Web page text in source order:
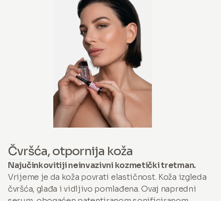
Čvršća, otpornija koža
Najučinkovitiji neinvazivni kozmetički tretman.
Vrijeme je da koža povrati elastičnost. Koža izgleda
čvršća, glađa i vidljivo pomlađena. Ovaj napredni